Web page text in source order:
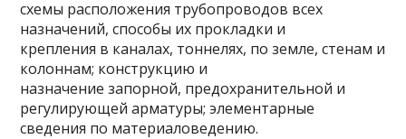
схемы расположения трубопроводов всех
назначений, способы их прокладки и
крепления в каналах, тоннелях, по земле, стенам и
колоннам; конструкцию и
назначение запорной, предохранительной и
регулирующей арматуры; элементарные
сведения по материаловедению.